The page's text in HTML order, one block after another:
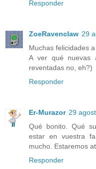
Responder
ZoeRavenclaw 29
Muchas felicidades a
A ver qué nuevas
reventadas no, eh?)
Responder
Er-Murazor 29
Qué bonito. Qué
estar en vuestra
mucho. Estaremos
Responder